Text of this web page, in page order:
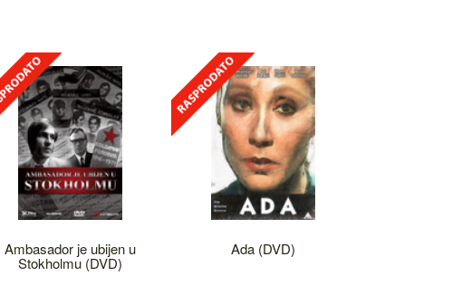
Ambasador je ubijen u
Stokholmu (DVD)
Ada (DVD)